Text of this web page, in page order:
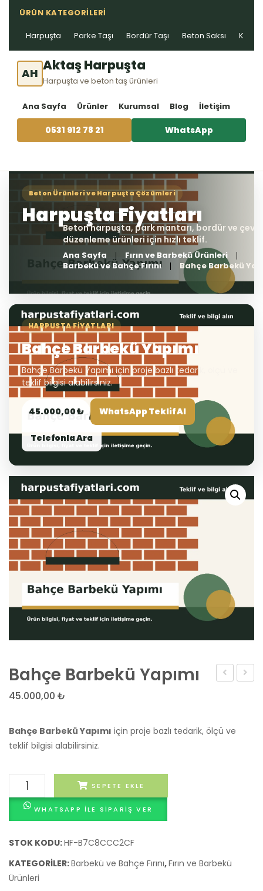
ÜRÜN KATEGORILERI
Harpuşta Parke Taşı Bordür Taşı Beton Saksı Kablo
AH Aktaş Harpuşta
Harpuşta ve beton taş ürünleri
Ana Sayfa Ürünler Kurumsal Blog İletişim
0531 912 78 21 WhatsApp
Ana Sayfa
Fırın ve Barbekü Ürünleri
Barbekü ve Bahçe Fırını
Bahçe Barbekü
HARPUSTA FIYATLARI
Bahçe Barbekü Yapımı
Bahçe Barbekü Yapımı için proje bazlı tedarik, ölçü ve
teklif bilgisi alabilirsiniz.
45.000,00 ₺ WhatsApp Teklif Al
Telefonla Ara
Bahçe Barbekü Yapımı
45.000,00 ₺
Bahçe Barbekü Yapımı için proje bazlı tedarik, ölçü ve
teklif bilgisi alabilirsiniz.
Bahçe
Barbekü
Yapımı
SEPETE EKLE
WHATSAPP ILE SIPARIŞ VER
STOK KODU:HF-B7C8CCC2CF
KATEGORILER:Barbekü ve Bahçe Fırını,Fırın ve Barbekü
Ürünleri